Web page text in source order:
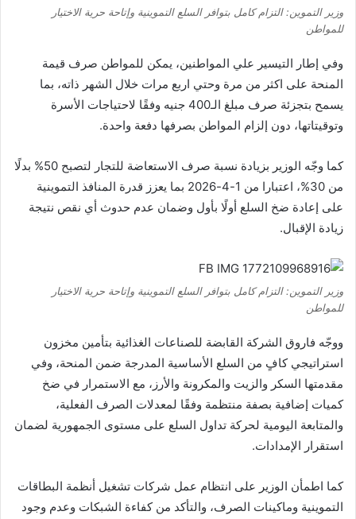
وزير التموين: التزام كامل بتوافر السلع التموينية وإتاحة حرية الاختيار
للمواطن
وفي إطار التيسير علي المواطنين، يمكن للمواطن صرف قيمة
المنحة على اكثر من مرة وحتي اربع مرات خلال الشهر ذاته، بما
يسمح بتجزئة صرف مبلغ الـ400 جنيه وفقًا لاحتياجات الأسرة
وتوقيتاتها، دون إلزام المواطن بصرفها دفعة واحدة.
كما وجّه الوزير بزيادة نسبة صرف الاستعاضة للتجار لتصبح 50% بدلًا
من 30%، اعتبارا من 1-4-2026 بما يعزز قدرة المنافذ التموينية
على إعادة ضخ السلع أولًا بأول وضمان عدم حدوث أي نقص نتيجة
زيادة الإقبال.
وزير التموين: التزام كامل بتوافر السلع التموينية وإتاحة حرية الاختيار
للمواطن
ووجّه فاروق الشركة القابضة للصناعات الغذائية بتأمين مخزون
استراتيجي كافٍ من السلع الأساسية المدرجة ضمن المنحة، وفي
مقدمتها السكر والزيت والمكرونة والأرز، مع الاستمرار في ضخ
كميات إضافية بصفة منتظمة وفقًا لمعدلات الصرف الفعلية،
والمتابعة اليومية لحركة تداول السلع على مستوى الجمهورية لضمان
استقرار الإمدادات.
كما اطمأن الوزير على انتظام عمل شركات تشغيل أنظمة البطاقات
التموينية وماكينات الصرف، والتأكد من كفاءة الشبكات وعدم وجود